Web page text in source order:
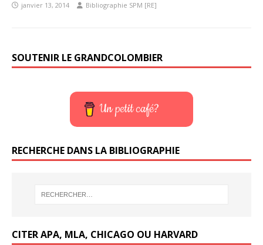
janvier 13, 2014 Bibliographie SPM [RE]
SOUTENIR LE GRANDCOLOMBIER
Un petit café?
RECHERCHE DANS LA BIBLIOGRAPHIE
CITER APA, MLA, CHICAGO OU HARVARD